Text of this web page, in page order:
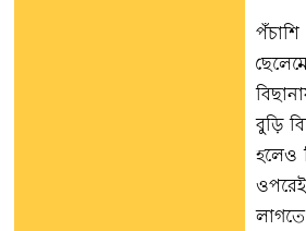
বুড়ি
হলেও